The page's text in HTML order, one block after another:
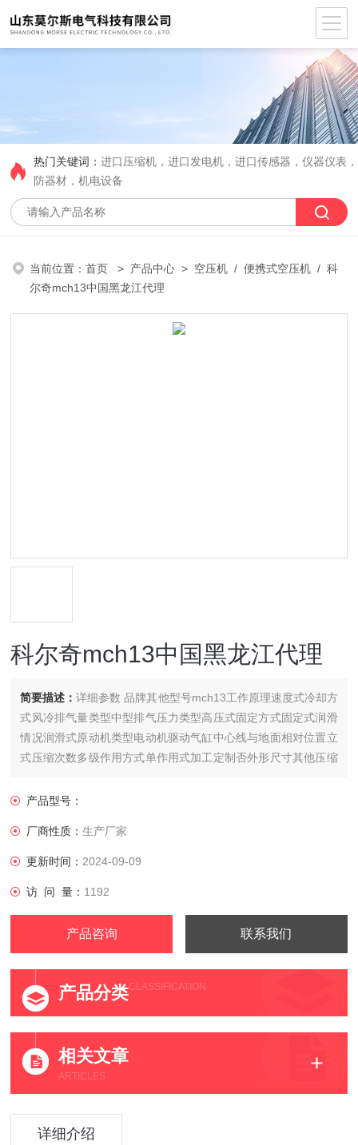
热门关键词：进口压缩机，进口发电机，进口传感器，仪器仪表
防器材，机电设备
当前位置：首页 > 产品中心 > 空压机 /便携式空压机 / 科
尔奇mch13中国黑龙江代理
科尔奇mch13中国黑龙江代理
简要描述：详细参数 品牌其他型号mch13工作原理速度式冷却方
式风冷排气量类型中型排气压力类型高压式固定方式固定式润滑
情况润滑式原动机类型电动机驱动气缸中心线与地面相对位置立
式压缩次数多级作用方式单作用式加工定制否外形尺寸其他压缩
产品型号：
厂商性质：生产厂家
更新时间： 2024-09-09
访 问 量： 1192
产品咨询 联系我们
产品分类CLASSIFICATION
相关文章
ARTICLES
详细介绍